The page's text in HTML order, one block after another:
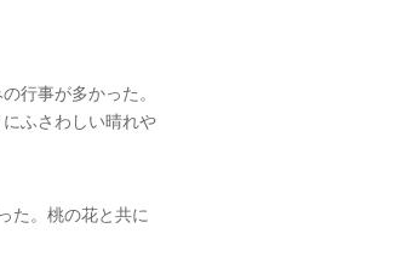
行事が多かった。
ふさわしい晴れや
た。桃の花と共に